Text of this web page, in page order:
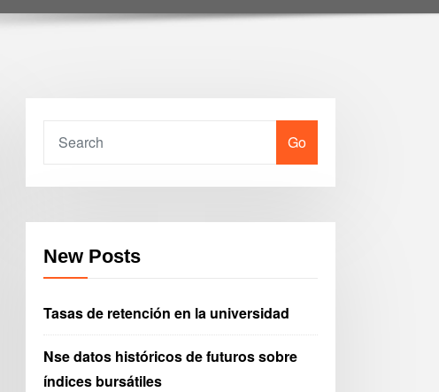
Go
New Posts
Tasas de retención en la universidad
Nse datos históricos de futuros sobre
índices bursátiles